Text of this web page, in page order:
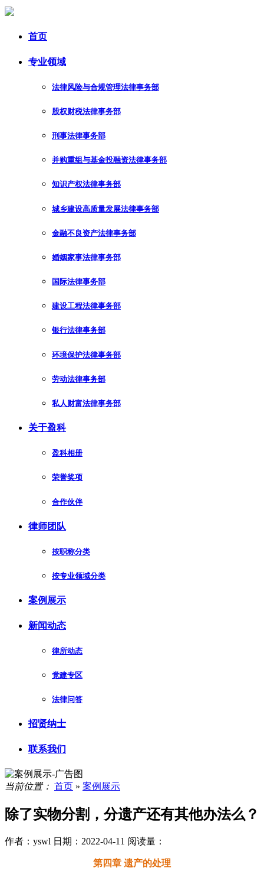
首页
专业领域
法律风险与合规管理法律事务部
股权财税法律事务部
刑事法律事务部
并购重组与基金投融资法律事务部
知识产权法律事务部
城乡建设高质量发展法律事务部
金融不良资产法律事务部
婚姻家事法律事务部
国际法律事务部
建设工程法律事务部
银行法律事务部
环境保护法律事务部
劳动法律事务部
私人财富法律事务部
关于盈科
盈科相册
荣誉奖项
合作伙伴
律师团队
按职称分类
按专业领域分类
案例展示
新闻动态
律所动态
党建专区
法律问答
招贤纳士
联系我们
当前位置： 首页 » 案例展示
除了实物分割，分遗产还有其他办法么？
作者：yswl 日期：2022-04-11 阅读量：
第四章 遗产的处理